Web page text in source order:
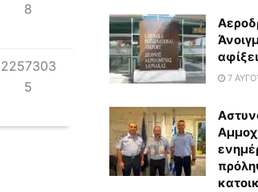
8
2257303
5
7